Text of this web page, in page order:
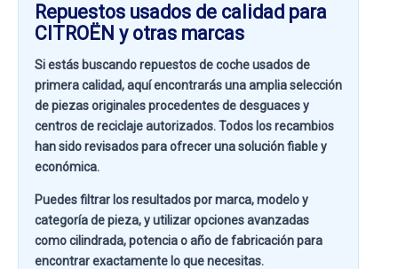
Repuestos usados de calidad para
CITROËN y otras marcas
Si estás buscandorepuestos de coche usados de
primera calidad, aquí encontrarás una amplia selección
de piezas originales procedentes de desguaces y
centros de reciclaje autorizados. Todos los recambios
han sido revisados para ofrecer una solución fiable y
económica.
Puedes filtrar los resultados pormarca, modelo y
categoría de pieza, y utilizar opciones avanzadas
comocilindrada, potencia o año de fabricaciónpara
encontrar exactamente lo que necesitas.